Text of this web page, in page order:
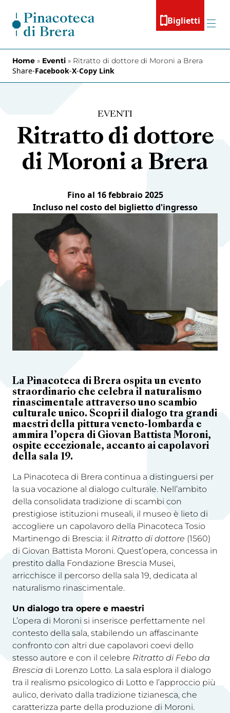
Biglietti
Menu
Home » Eventi » Ritratto di dottore di Moroni a Brera
Share-Facebook-X-Copy Link
EVENTI
Ritratto di dottore
di Moroni a Brera
Fino al 16 febbraio 2025
Incluso nel costo del biglietto d'ingresso
La Pinacoteca di Brera ospita un evento
straordinario che celebra il naturalismo
rinascimentale attraverso uno scambio
culturale unico. Scopri il dialogo tra grandi
maestri della pittura veneto-lombarda e
ammira l’opera di Giovan Battista Moroni,
ospite eccezionale, accanto ai capolavori
della sala 19.
La Pinacoteca di Brera continua a distinguersi per
la sua vocazione al dialogo culturale. Nell’ambito
della consolidata tradizione di scambi con
prestigiose istituzioni museali, il museo è lieto di
accogliere un capolavoro della Pinacoteca Tosio
Martinengo di Brescia: il Ritratto di dottore (1560)
di Giovan Battista Moroni. Quest’opera, concessa in
prestito dalla Fondazione Brescia Musei,
arricchisce il percorso della sala 19, dedicata al
naturalismo rinascimentale.
Un dialogo tra opere e maestri
L’opera di Moroni si inserisce perfettamente nel
contesto della sala, stabilendo un affascinante
confronto con altri due capolavori coevi dello
stesso autore e con il celebre Ritratto di Febo da
Brescia di Lorenzo Lotto. La sala esplora il dialogo
tra il realismo psicologico di Lotto e l’approccio più
aulico, derivato dalla tradizione tizianesca, che
caratterizza parte della produzione di Moroni.